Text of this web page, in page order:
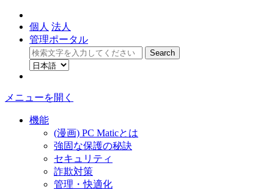
個人 法人
管理ポータル
メニューを開く
機能
(漫画) PC Maticとは
強固な保護の秘訣
セキュリティ
詐欺対策
管理・快適化